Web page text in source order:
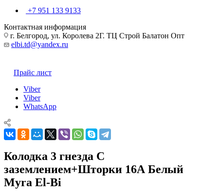
+7 951 133 9133
Контактная информация
г. Белгород, ул. Королева 2Г. ТЦ Строй Балатон Опт
elbi.td@yandex.ru
Прайс лист
Viber
Viber
WhatsApp
Колодка 3 гнезда С
заземлением+Шторки 16А Белый
Myra El-Bi